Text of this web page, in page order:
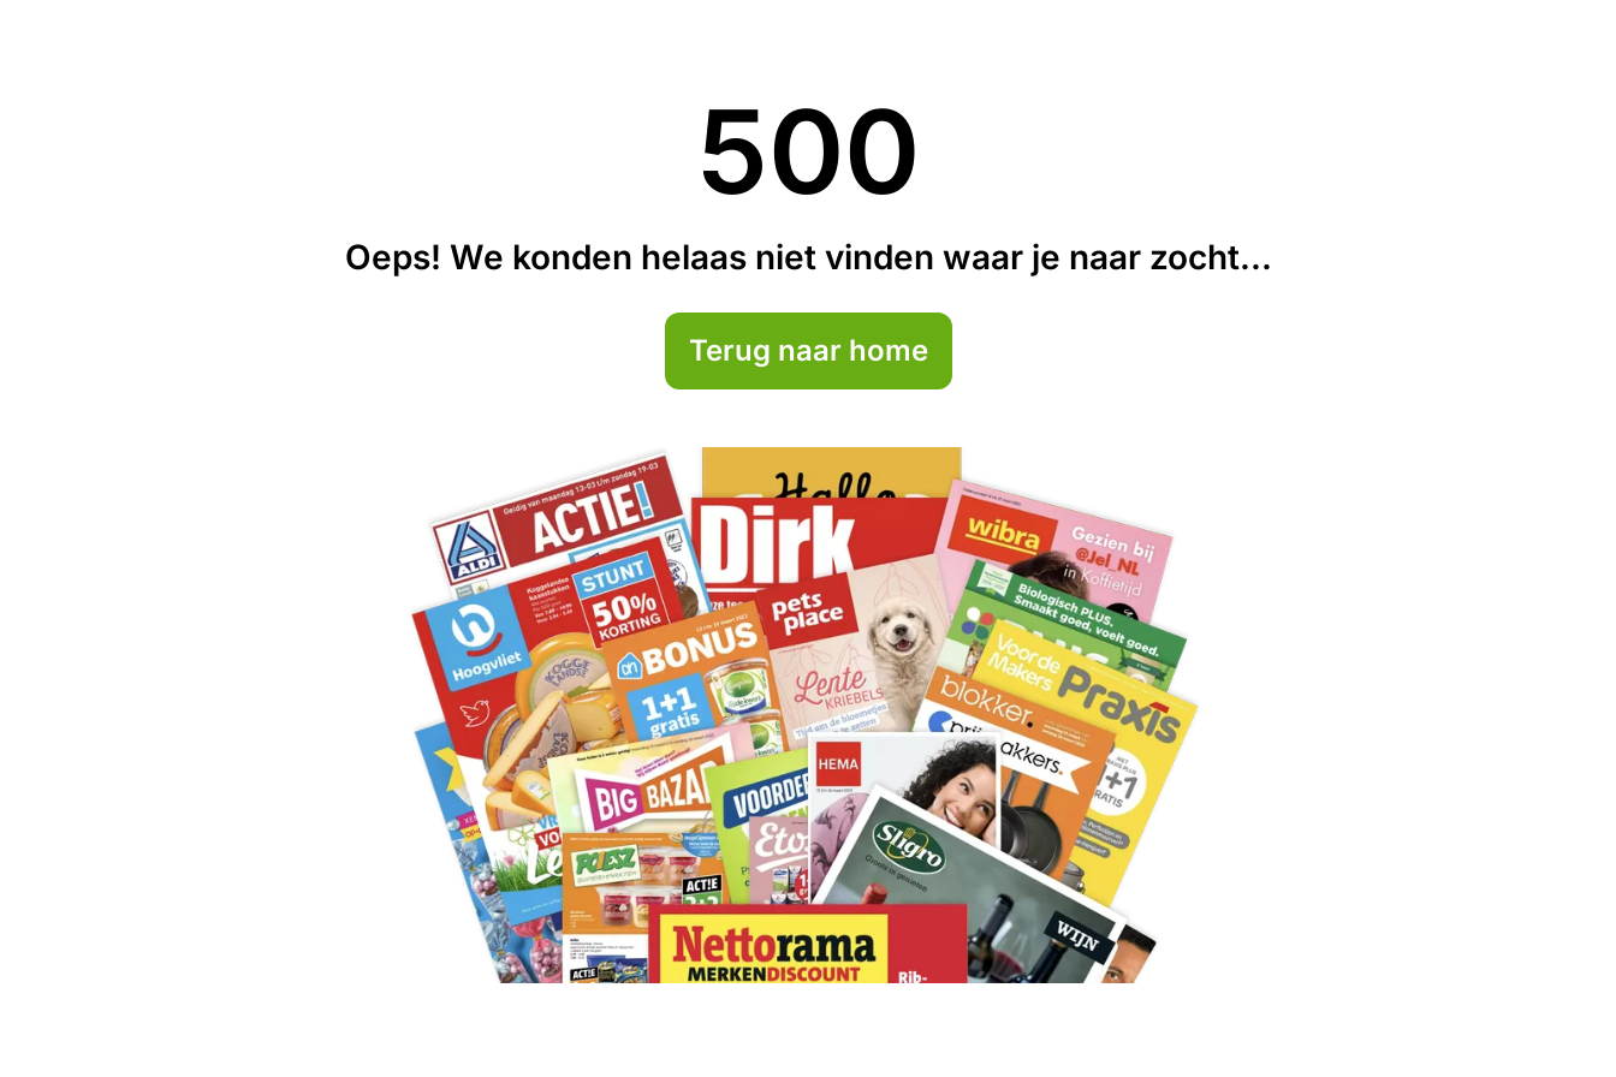
500
Oeps! We konden helaas niet vinden waar je naar zocht...
Terug naar home